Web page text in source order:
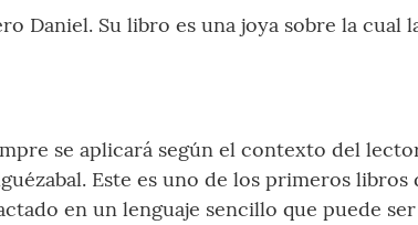
Daniel. Su libro es una joya sobre la cual
se aplicará según el contexto del
Este es uno de los primeros libros
en un lenguaje sencillo que puede ser